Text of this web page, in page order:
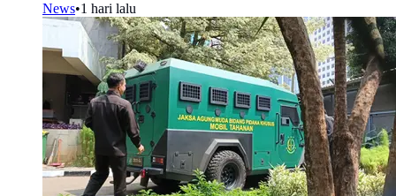
News•1 hari lalu